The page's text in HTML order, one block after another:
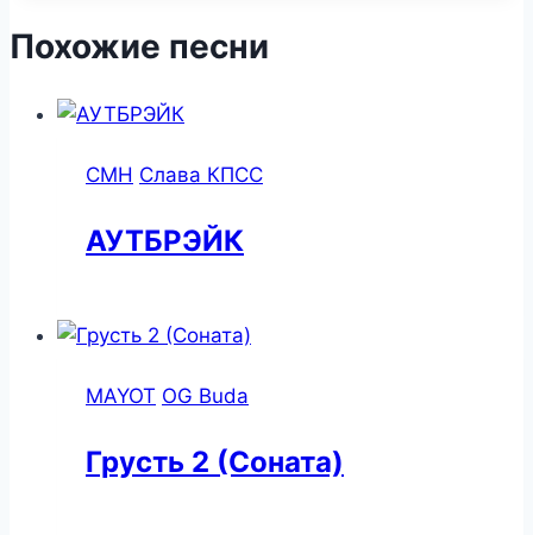
Похожие песни
CMH Слава КПСС
АУТБРЭЙК
MAYOT OG Buda
Грусть 2 (Соната)